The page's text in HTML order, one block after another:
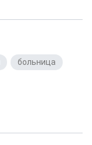
больница